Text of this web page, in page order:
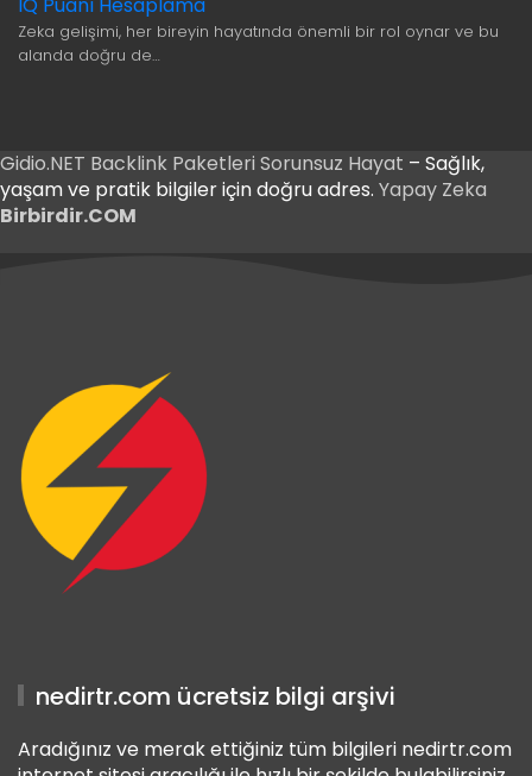
Zeka gelişimi, her bireyin hayatında önemli bir rol oynar ve bu
alanda doğru de…
Gidio.NET Backlink Paketleri Sorunsuz Hayat – Sağlık,
yaşam ve pratik bilgiler için doğru adres. Yapay Zeka
Birbirdir.COM
nedirtr.com ücretsiz bilgi arşivi
Aradığınız ve merak ettiğiniz tüm bilgileri nedirtr.com